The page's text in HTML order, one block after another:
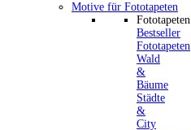
Motive für Fototapeten
Fototapeten
Bestseller
Fototapeten
Wald
&
Bäume
Städte
&
City